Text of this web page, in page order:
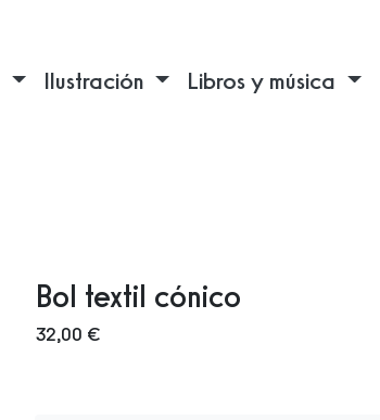
Ilustración Libros y música
Bol textil cónico
32,00 €